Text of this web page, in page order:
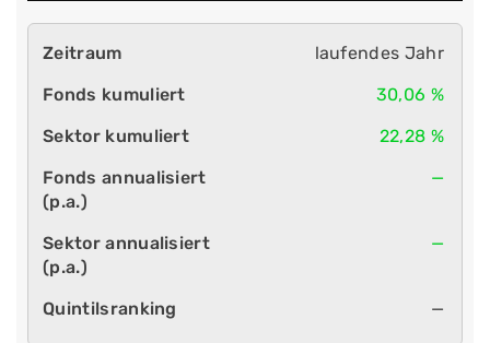
laufendes Jahr
30,06 %
22,28 %
—
—
—